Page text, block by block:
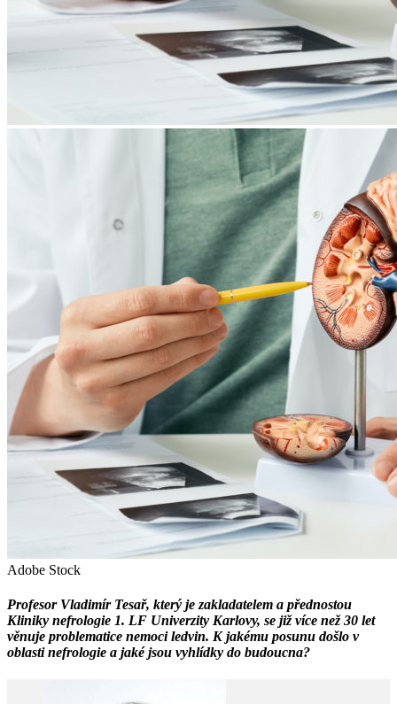
Adobe Stock
Profesor Vladimír Tesař, který je zakladatelem a přednostou
Kliniky nefrologie 1. LF Univerzity Karlovy, se již více než 30 let
věnuje problematice nemoci ledvin. K jakému posunu došlo v
oblasti nefrologie a jaké jsou vyhlídky do budoucna?